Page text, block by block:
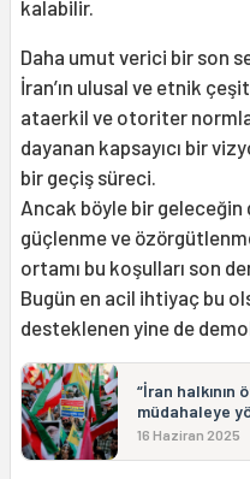
kalabilir.
Daha umut verici bir son
İran’ın ulusal ve etnik
ataerkil ve otoriter
dayanan kapsayıcı bir
bir geçiş süreci.
Ancak böyle bir
güçlenme ve
ortamı bu koşulları son
Bugün en acil ihtiyaç bu
desteklenen yine de
“İran halkının
müdahaleye
16 Haziran 2025